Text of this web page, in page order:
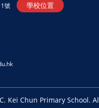
號 學校位置
Kei Chun Primary School.